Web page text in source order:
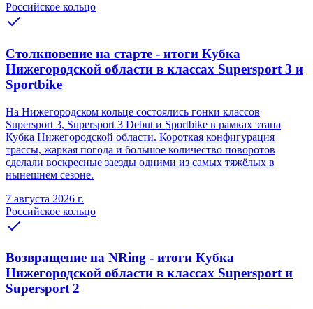
Российское кольцо
Столкновение на старте - итоги Кубка
Нижегородской области в классах Supersport 3 и
Sportbike
На Нижегородском кольце состоялись гонки классов
Supersport 3, Supersport 3 Debut и Sportbike в рамках этапа
Кубка Нижегородской области. Короткая конфигурация
трассы, жаркая погода и большое количество поворотов
сделали воскресные заезды одними из самых тяжёлых в
нынешнем сезоне.
7 августа 2026 г.
Российское кольцо
Возвращение на NRing - итоги Кубка
Нижегородской области в классах Supersport и
Supersport 2